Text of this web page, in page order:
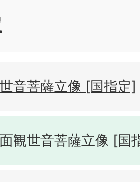
音菩薩立像 [国指定]
観世音菩薩立像 [国